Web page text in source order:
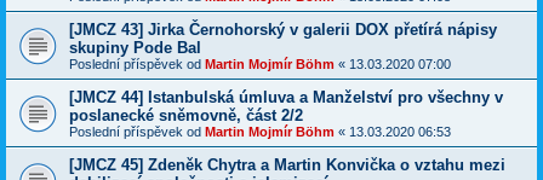
[JMCZ 43] Jirka Černohorský v galerii DOX přetírá nápisy
skupiny Pode Bal
Poslední příspěvek od Martin Mojmír Böhm « 13.03.2020 07:00
[JMCZ 44] Istanbulská úmluva a Manželství pro všechny v
poslanecké sněmovně, část 2/2
Poslední příspěvek od Martin Mojmír Böhm « 13.03.2020 06:53
[JMCZ 45] Zdeněk Chytra a Martin Konvička o vztahu mezi